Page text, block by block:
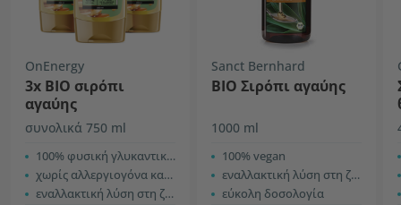
OnEnergy
3x ΒΙΟ σιρόπι
αγαύης
συνολικά 750 ml
100% φυσική γλυκαντική ουσία
χωρίς αλλεργιογόνα και πρόσθετα
εναλλακτική λύση στη ζάχαρη
Sanct Bernhard
ΒΙΟ Σιρόπι αγαύης
1000 ml
100% vegan
εναλλακτική λύση στη ζάχαρη
εύκολη δοσολογία